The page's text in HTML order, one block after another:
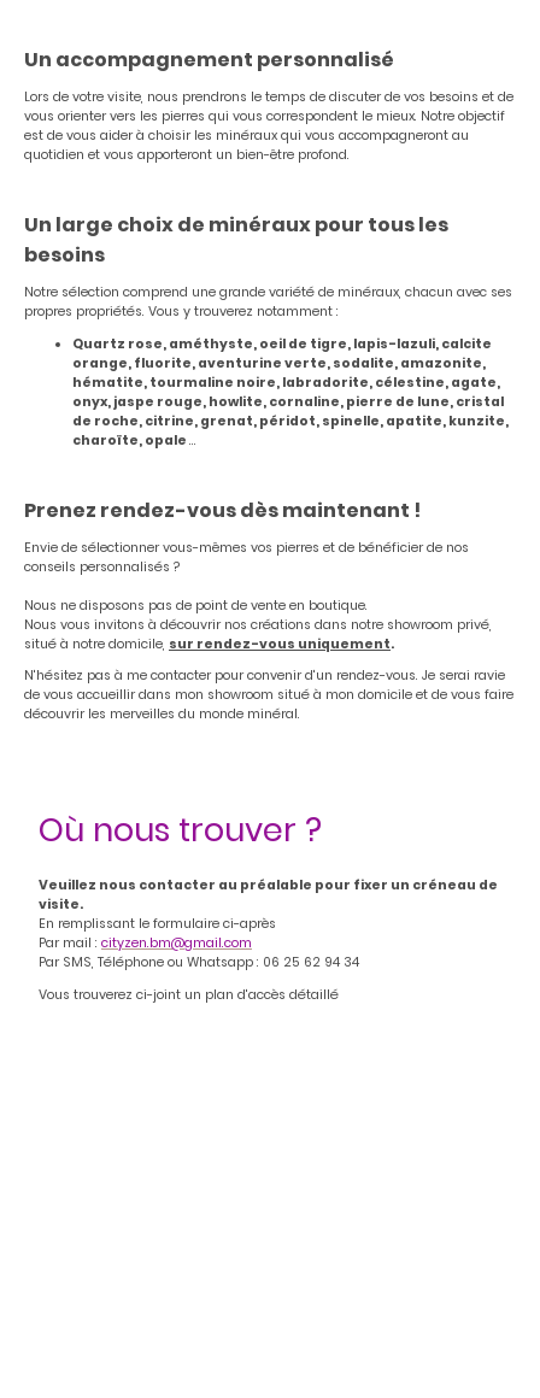
Un accompagnement personnalisé
Lors de votre visite, nous prendrons le temps de discuter de vos besoins et de
vous orienter vers les pierres qui vous correspondent le mieux. Notre objectif
est de vous aider à choisir les minéraux qui vous accompagneront au
quotidien et vous apporteront un bien-être profond.
Un large choix de minéraux pour tous les
besoins
Notre sélection comprend une grande variété de minéraux, chacun avec ses
propres propriétés. Vous y trouverez notamment :
Quartz rose, améthyste, oeil de tigre, lapis-lazuli, calcite
orange, fluorite, aventurine verte, sodalite, amazonite,
hématite, tourmaline noire, labradorite, célestine, agate,
onyx, jaspe rouge, howlite, cornaline, pierre de lune, cristal
de roche, citrine, grenat, péridot, spinelle, apatite, kunzite,
charoïte, opale ...
Prenez rendez-vous dès maintenant !
Envie de sélectionner vous-mêmes vos pierres et de bénéficier de nos
conseils personnalisés ?
Nous ne disposons pas de point de vente en boutique.
Nous vous invitons à découvrir nos créations dans notre showroom privé,
situé à notre domicile, sur rendez-vous uniquement.
N'hésitez pas à me contacter pour convenir d'un rendez-vous. Je serai ravie
de vous accueillir dans mon showroom situé à mon domicile et de vous faire
découvrir les merveilles du monde minéral.
Où nous trouver ?
Veuillez nous contacter au préalable pour fixer un créneau de
visite.
En remplissant le formulaire ci-après
Par mail : cityzen.bm@gmail.com
Par SMS, Téléphone ou Whatsapp : 06 25 62 94 34
Vous trouverez ci-joint un plan d'accès détaillé